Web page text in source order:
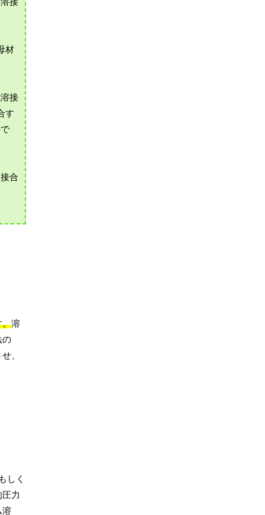
接
材
接
す
合
。溶
の
、
しく
力
溶